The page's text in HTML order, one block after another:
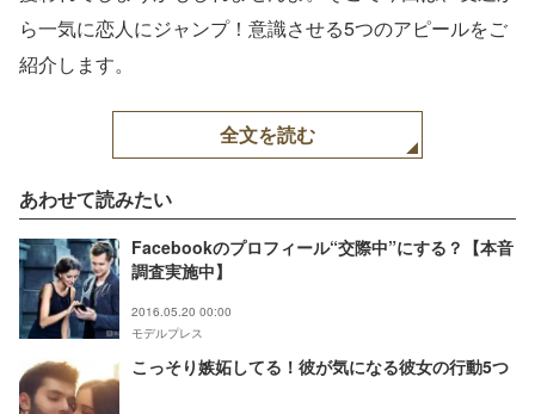
ら一気に恋人にジャンプ！意識させる5つのアピールをご
紹介します。
全文を読む
あわせて読みたい
Facebookのプロフィール“交際中”にする？【本音
調査実施中】
2016.05.20 00:00
モデルプレス
こっそり嫉妬してる！彼が気になる彼女の行動5つ